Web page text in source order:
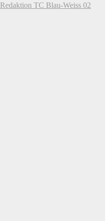
Redaktion TC Blau-Weiss 02